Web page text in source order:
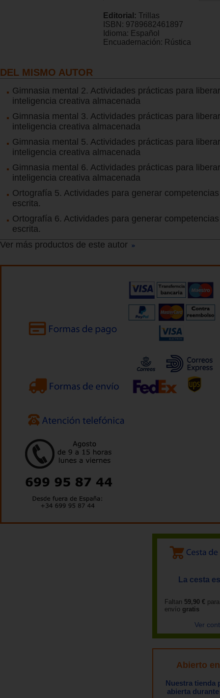
Editorial: Trillas
ISBN: 9789682461897
Idioma: Español
Encuadernación: Rústica
DEL MISMO AUTOR
Gimnasia mental 2. Actividades prácticas para
inteligencia creativa almacenada
Gimnasia mental 3. Actividades prácticas para
inteligencia creativa almacenada
Gimnasia mental 5. Actividades prácticas para
inteligencia creativa almacenada
Gimnasia mental 6. Actividades prácticas para
inteligencia creativa almacenada
Ortografía 5. Actividades para generar
escrita.
Ortografía 6. Actividades para generar
escrita.
Ver más productos de este autor
La cesta
Faltan 59,90 €
envío gratis
Ver
Abierto
Nuestra tienda
abierta